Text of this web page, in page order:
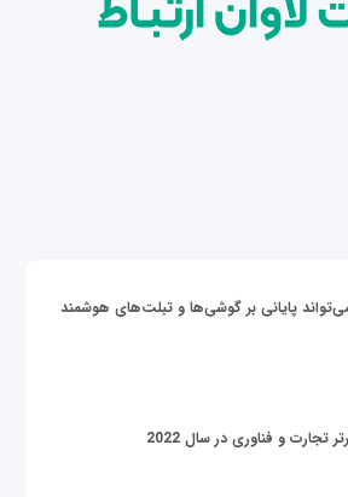
پایانی بر گوشی‌ها و تبلت‌های هوشمند